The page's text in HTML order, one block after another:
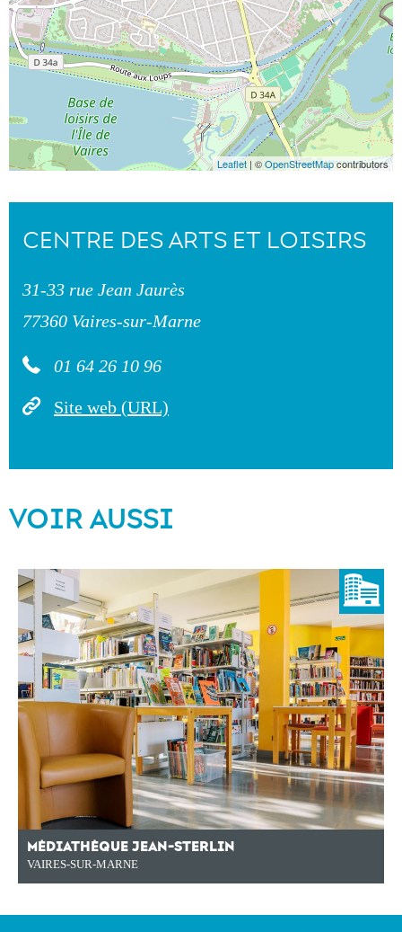
Leaflet | ©OpenStreetMapcontributors
CENTRE DES ARTS ET LOISIRS
31-33 rue Jean Jaurès
77360 Vaires-sur-Marne
01 64 26 10 96
Site web (URL)
VOIR AUSSI
MÉDIATHÈQUE JEAN-STERLIN
VAIRES-SUR-MARNE